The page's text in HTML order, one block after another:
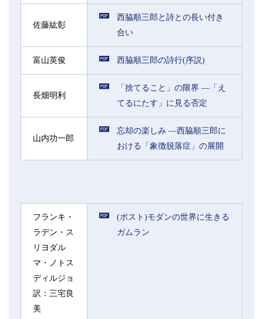
佐藤紘彰
西脇順三郎と詩との長い付き
合い
富山英俊 西脇順三郎の詩行(序説)
長畑明利
「捨てること」の限界 ―「え
てるにたす」に見る否定
山内功一郎
忘却の楽しみ ―西脇順三郎に
おける「象徴脱落症」の展開
フランキ・
ラデン・ス
リヨダル
マ・ノトス
ディルジョ
訳：三宅良
美
(ポスト)モダンの世界に生きる
ガムラン